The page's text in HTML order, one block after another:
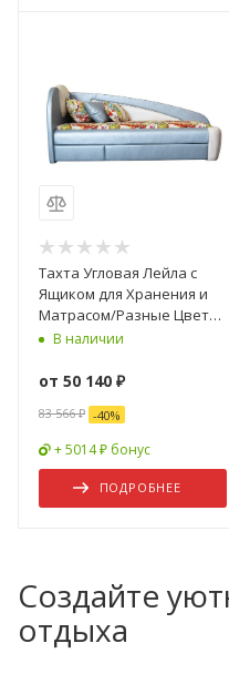
Тахта Угловая Лейла с
Ящиком для Хранения и
Матрасом/Разные Цвета
900 х 2000 мм
В наличии
от 50 140 ₽
83 566 ₽ -40%
+ 5014 ₽ бонус
ПОДРОБНЕЕ
Создайте
отдыха